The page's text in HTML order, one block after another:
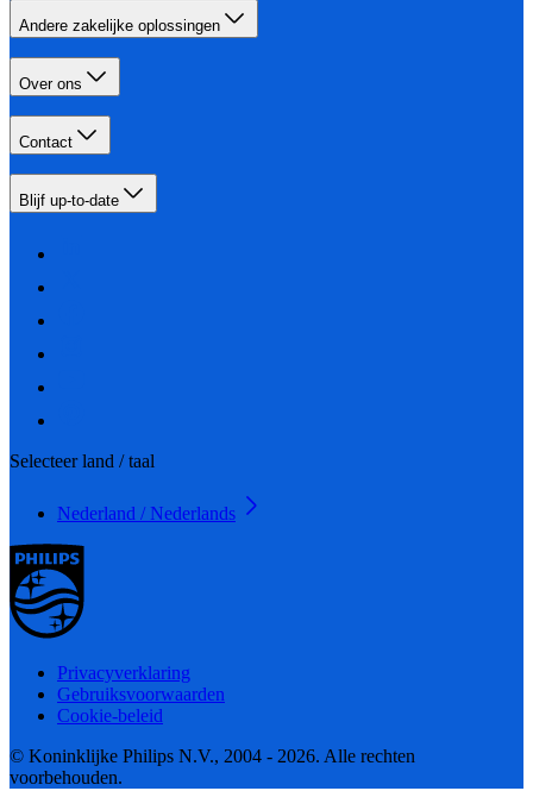
Andere zakelijke oplossingen
Over ons
Contact
Blijf up-to-date
Selecteer land / taal
Nederland / Nederlands
Privacyverklaring
Gebruiksvoorwaarden
Cookie-beleid
© Koninklijke Philips N.V., 2004 - 2026. Alle rechten
voorbehouden.